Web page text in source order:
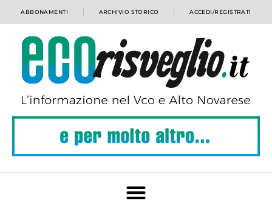
ABBONAMENTI ARCHIVIO STORICO ACCEDI/REGISTRATI